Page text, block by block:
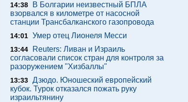
14:38
В Болгарии неизвестный БПЛА
взорвался в километре от насосной
станции Трансбалканского газопровода
14:01 Умер отец Лионеля Месси
13:44
Reuters: Ливан и Израиль
согласовали список стран для контроля за
разоружением "Хизбаллы"
13:33 Дзюдо. Юношеский европейский
кубок. Турок отказался пожать руку
израильтянину